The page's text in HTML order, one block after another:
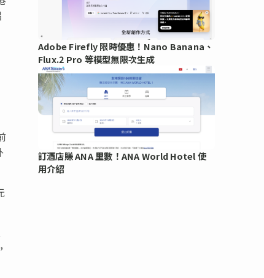
Adobe Firefly 限時優惠！Nano Banana、
Flux.2 Pro 等模型無限次生成
訂酒店賺 ANA 里數！ANA World Hotel 使
用介紹